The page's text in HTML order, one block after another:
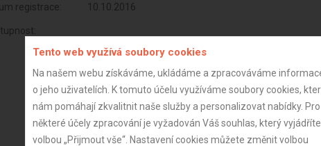
registrace: 10.10.2016
Tento web využívá soubory cookies
Na našem webu získáváme, ukládáme a zpracováváme
o jeho uživatelích. K tomuto účelu využíváme soubory cookies,
nám pomáhají zkvalitnit naše služby a personalizovat nabídky. Pro
některé účely zpracování je vyžadován Váš souhlas, který vyjádříte
volbou „Přijmout vše“. Nastavení cookies můžete změnit volbou